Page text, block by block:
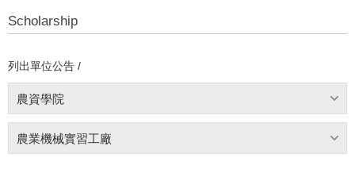
Scholarship
列出單位公告 /
農資學院
農業機械實習工廠